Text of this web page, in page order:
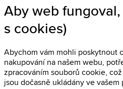
Sledujte
Aby web
s cookies)
Abychom vám mohli poskytnout
nakupování na našem webu,
zpracováním souborů cookie,
jsou dočasně ukládány ve